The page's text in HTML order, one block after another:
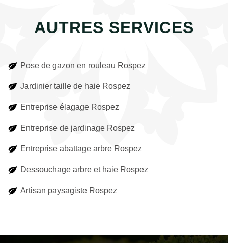
AUTRES SERVICES
Pose de gazon en rouleau Rospez
Jardinier taille de haie Rospez
Entreprise élagage Rospez
Entreprise de jardinage Rospez
Entreprise abattage arbre Rospez
Dessouchage arbre et haie Rospez
Artisan paysagiste Rospez